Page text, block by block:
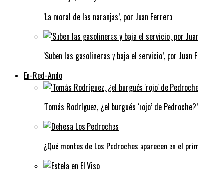
‘La moral de las naranjas’, por Juan Ferrero
‘Suben las gasolineras y baja el servicio’, por Juan
En-Red-Ando
‘Tomás Rodríguez, ¿el burgués ‘rojo’ de
¿Qué montes de Los Pedroches aparecen en el